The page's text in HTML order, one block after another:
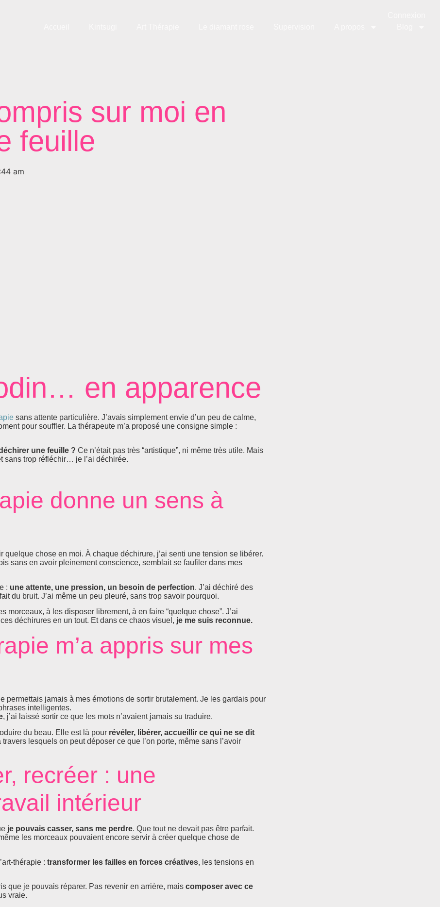
sur moi en
feuille
am
en apparence
sans attente particulière. J’avais simplement envie d’un peu de calme,
pour souffler. La thérapeute m’a proposé une consigne simple :
une feuille ? Ce n’était pas très “artistique”, ni même très utile. Mais
sans trop réfléchir… je l’ai déchirée.
donne un sens à
quelque chose en moi. À chaque déchirure, j’ai senti une tension se libérer.
sans en avoir pleinement conscience, semblait se faufiler dans mes
: une attente, une pression, un besoin de perfection. J’ai déchiré des
du bruit. J’ai même un peu pleuré, sans trop savoir pourquoi.
morceaux, à les disposer librement, à en faire “quelque chose”. J’ai
déchirures en un tout. Et dans ce chaos visuel, je me suis reconnue.
m’a appris sur mes
permettais jamais à mes émotions de sortir brutalement. Je les gardais pour
intelligentes.
, j’ai laissé sortir ce que les mots n’avaient jamais su traduire.
du beau. Elle est là pour révéler, libérer, accueillir ce qui ne se dit
lesquels on peut déposer ce que l’on porte, même sans l’avoir
recréer : une
intérieur
je pouvais casser, sans me perdre. Que tout ne devait pas être parfait.
les morceaux pouvaient encore servir à créer quelque chose de
thérapie : transformer les failles en forces créatives, les tensions en
que je pouvais réparer. Pas revenir en arrière, mais composer avec ce
vraie.